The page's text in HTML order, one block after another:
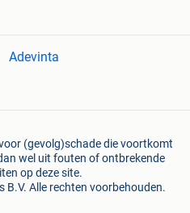
Adevinta
(gevolg)schade die voortkomt
wel uit fouten of ontbrekende
op deze site.
Alle rechten voorbehouden.